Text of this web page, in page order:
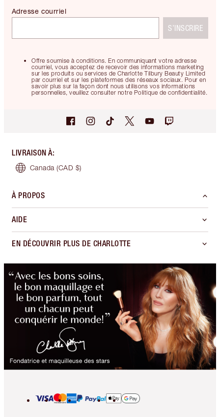
Offre soumise à conditions. En communiquant votre adresse
courriel, vous acceptez de recevoir des informations marketing
sur les produits ou services de Charlotte Tilbury Beauty Limited
par courriel et sur les plateformes des réseaux sociaux. Pour en
savoir plus sur la façon dont nous utilisons vos informations
personnelles, veuillez consulter notre Politique de confidentialité.
Adresse courriel
S’INSCRIRE
LIVRAISON À:
Canada (CAD $)
À PROPOS
AIDE
EN DÉCOUVRIR PLUS DE CHARLOTTE